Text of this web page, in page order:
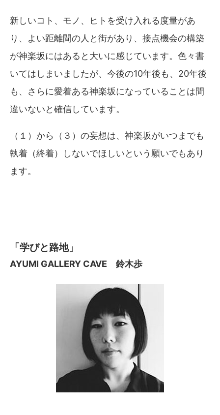
新しいコト、モノ、ヒトを受け入れる度量があ
り、よい距離間の人と街があり、接点機会の構築
が神楽坂にはあると大いに感じています。色々書
いてはしまいましたが、今後の10年後も、20年後
も、さらに愛着ある神楽坂になっていることは間
違いないと確信しています。
（１）から（３）の妄想は、神楽坂がいつまでも
執着（終着）しないでほしいという願いでもあり
ます。
「学びと路地」
AYUMI GALLERY CAVE 鈴木歩